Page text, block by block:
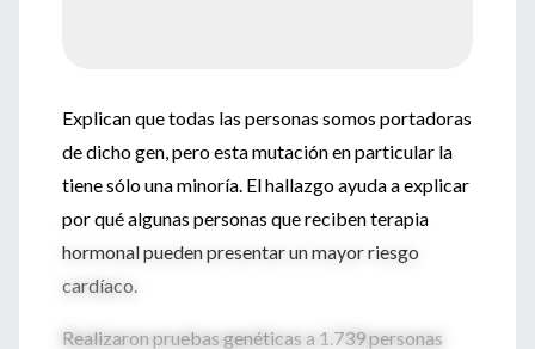
Explican que todas las personas somos portadoras
de dicho gen, pero esta mutación en particular la
tiene sólo una minoría. El hallazgo ayuda a explicar
por qué algunas personas que reciben terapia
hormonal pueden presentar un mayor riesgo
cardíaco.
Realizaron pruebas genéticas a 1.739 personas